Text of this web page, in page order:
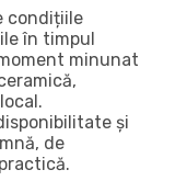
condițiile
în timpul
minunat
și
de